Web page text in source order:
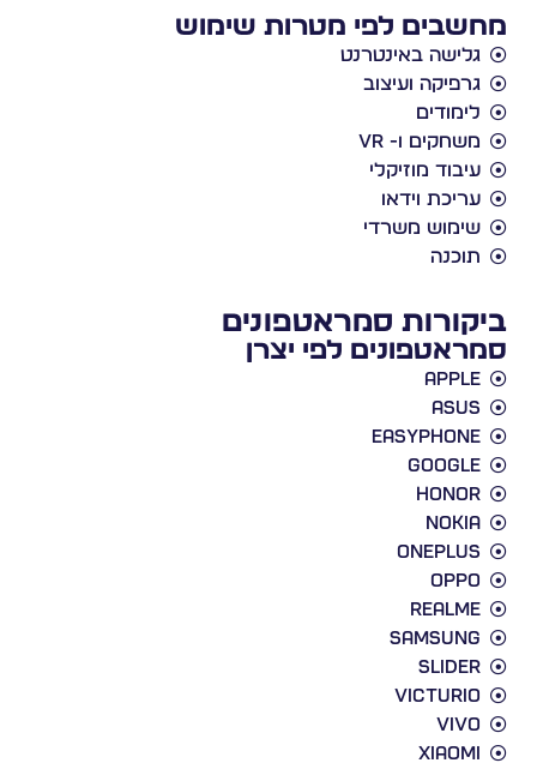
מחשבים לפי מטרות שימוש
גלישה באינטרנט
גרפיקה ועיצוב
לימודים
משחקים ו- VR
עיבוד מוזיקלי
עריכת וידאו
שימוש משרדי
תוכנה
ביקורות סמראטפונים
סמראטפונים לפי יצרן
Apple
Asus
EasyPhone
Google
Honor
Nokia
Oneplus
Oppo
Realme
Samsung
slider
victurio
vivo
xiaomi